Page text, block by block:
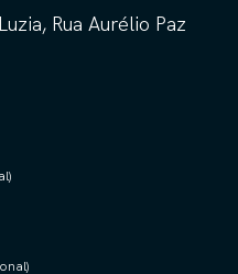
Rua Aurélio Paz